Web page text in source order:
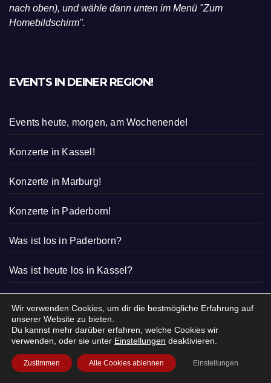
nach oben), und wähle dann unten im Menü "Zum
Homebildschirm".
EVENTS IN DEINER REGION!
Events heute, morgen, am Wochenende!
Konzerte in Kassel!
Konzerte in Marburg!
Konzerte in Paderborn!
Was ist los in Paderborn?
Was ist heute los in Kassel?
Wir verwenden Cookies, um dir die bestmögliche Erfahrung auf
unserer Website zu bieten.
Du kannst mehr darüber erfahren, welche Cookies wir
verwenden, oder sie unter Einstellungen deaktivieren.
Zustimmen Alle Cookies ablehnen Einstellungen